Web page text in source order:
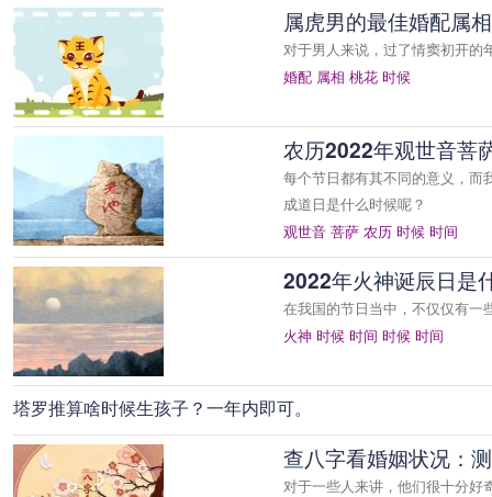
属虎男的最佳婚配属
对于男人来说，过了情窦初开的
婚配 属相 桃花 时候
农历2022年观世音菩
每个节日都有其不同的意义，而
成道日是什么时候呢？
观世音 菩萨 农历 时候 时间
2022年火神诞辰日是
在我国的节日当中，不仅仅有一
火神 时候 时间 时候 时间
塔罗推算啥时候生孩子？一年内即可。
查八字看婚姻状况：
对于一些人来讲，他们很十分好